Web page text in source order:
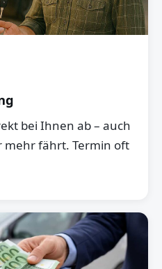
bei Ihnen ab – auch
mehr fährt. Termin oft